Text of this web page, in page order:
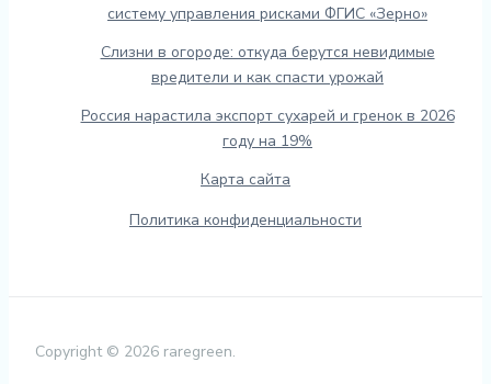
систему управления рисками ФГИС «Зерно»
Слизни в огороде: откуда берутся невидимые
вредители и как спасти урожай
Россия нарастила экспорт сухарей и гренок в 2026
году на 19%
Карта сайта
Политика конфиденциальности
Copyright © 2026 raregreen.